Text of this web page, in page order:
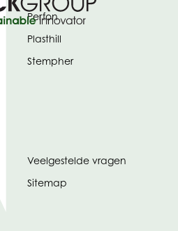
Perfon
Plasthill
Stempher
tabblad)
Veelgestelde vragen
Sitemap